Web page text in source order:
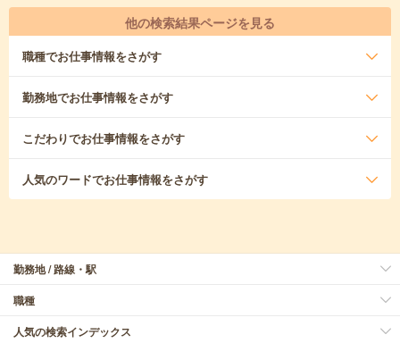
他の検索結果ページを見る
職種でお仕事情報をさがす
勤務地でお仕事情報をさがす
こだわりでお仕事情報をさがす
人気のワードでお仕事情報をさがす
勤務地 / 路線・駅
職種
人気の検索インデックス